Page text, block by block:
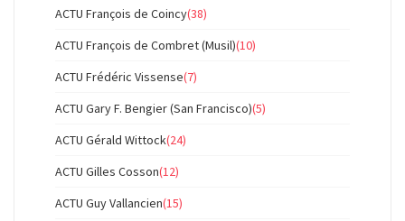
ACTU François de Coincy(38)
ACTU François de Combret (Musil)(10)
ACTU Frédéric Vissense(7)
ACTU Gary F. Bengier (San Francisco)(5)
ACTU Gérald Wittock(24)
ACTU Gilles Cosson(12)
ACTU Guy Vallancien(15)